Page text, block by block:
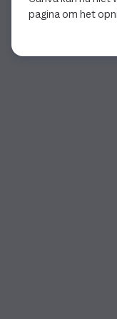
pagina om het